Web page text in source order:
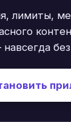
лимиты,